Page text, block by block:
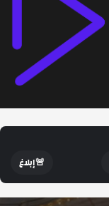
🚨إبلاغ